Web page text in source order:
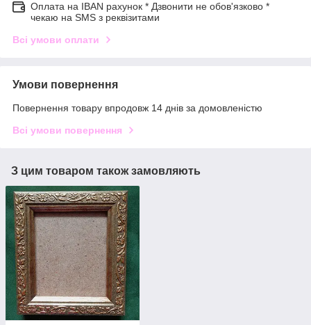
Оплата на IBAN рахунок * Дзвонити не обов'язково *
чекаю на SMS з реквізитами
Всі умови оплати
Умови повернення
Повернення товару впродовж 14 днів за домовленістю
Всі умови повернення
З цим товаром також замовляють